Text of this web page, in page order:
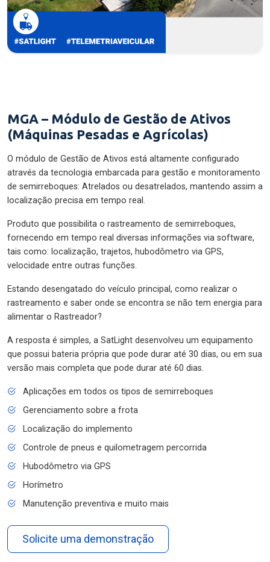
MGA – Módulo de Gestão de Ativos
(Máquinas Pesadas e Agrícolas)
O módulo de Gestão de Ativos está altamente configurado
através da tecnologia embarcada para gestão e monitoramento
de semirreboques: Atrelados ou desatrelados, mantendo assim a
localização precisa em tempo real.
Produto que possibilita o rastreamento de semirreboques,
fornecendo em tempo real diversas informações via software,
tais como: localização, trajetos, hubodômetro via GPS,
velocidade entre outras funções.
Estando desengatado do veículo principal, como realizar o
rastreamento e saber onde se encontra se não tem energia para
alimentar o Rastreador?
A resposta é simples, a SatLight desenvolveu um equipamento
que possui bateria própria que pode durar até 30 dias, ou em sua
versão mais completa que pode durar até 60 dias.
Aplicações em todos os tipos de semirreboques
Gerenciamento sobre a frota
Localização do implemento
Controle de pneus e quilometragem percorrida
Hubodômetro via GPS
Horímetro
Manutenção preventiva e muito mais
Solicite uma demonstração